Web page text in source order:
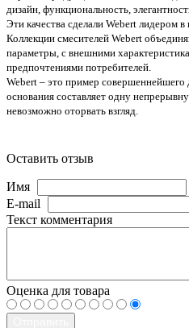
дизайн, функциональность,
Эти качества сделали Webert лидером в
Коллекции смесителей Webert
параметры, с внешними
предпочтениями потребителей.
Webert – это пример совершеннейшего
основания составляет одну
невозможно оторвать взгляд.
Оставить отзыв
Имя
E-mail
Текст комментария
Оценка для товара